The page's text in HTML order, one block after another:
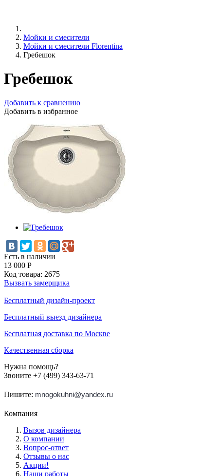
Мойки и смесители
Мойки и смесители Florentina
Гребешок
Гребешок
Добавить к сравнению
Добавить в избранное
Есть в наличии
13 000 Р
Код товара: 2675
Вызвать замерщика
Бесплатный дизайн-проект
Бесплатный выезд дизайнера
Бесплатная доставка по Москве
Качественная сборка
Нужна помощь?
Звоните +7 (499) 343-63-71
Пишите: mnogokuhni@yandex.ru
Компания
Вызов дизайнера
О компании
Вопрос-ответ
Отзывы о нас
Акции!
Наши работы